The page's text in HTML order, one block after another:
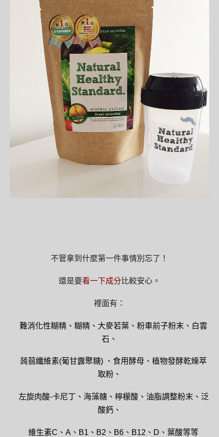
不管拿到什麼第一件事情別忘了！
還是要看一下成分比較安心。
裡面有：
難消化性糊精、糊精、大麥若葉、粉車前子粉末、白雲
石、
蒟蒻纖維素(葡甘露聚糖) 、食用酵母、植物發酵乾燥萃
取粉、
左旋肉酸-卡尼丁、海藻糖、檸檬酸、油脂調整粉末、泛
酸鈣、
維生素C、A、B1、B2、B6、B12、D、葉酸等等